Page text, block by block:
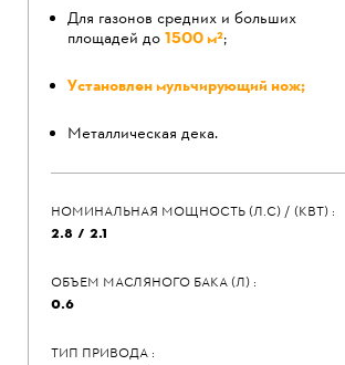
Для газонов средних и больших
площадей до1500 м²;
Установлен мульчирующий нож;
Металлическая дека.
НОМИНАЛЬНАЯ МОЩНОСТЬ (Л.С) / (КВТ) :
2.8 / 2.1
ОБЪЕМ МАСЛЯНОГО БАКА (Л) :
0.6
ТИП ПРИВОДА :